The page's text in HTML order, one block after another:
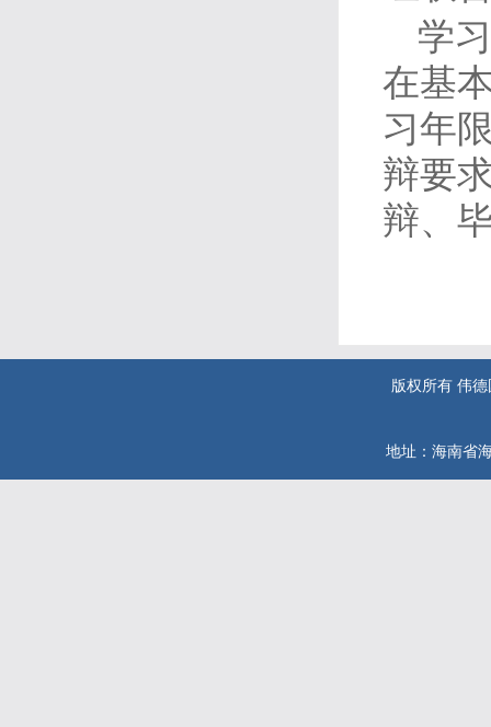
学
在基
习年
辩要
辩、
版权所有 伟德
地址：海南省